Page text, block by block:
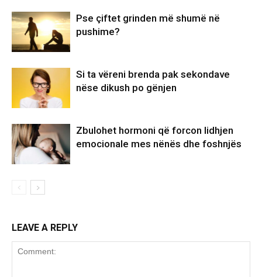
Pse çiftet grinden më shumë në
pushime?
Si ta vëreni brenda pak sekondave
nëse dikush po gënjen
Zbulohet hormoni që forcon lidhjen
emocionale mes nënës dhe foshnjës
LEAVE A REPLY